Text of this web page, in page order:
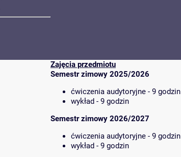
Zajęcia przedmiotu
Semestr zimowy 2025/2026
ćwiczenia audytoryjne - 9 godzin
wykład - 9 godzin
Semestr zimowy 2026/2027
ćwiczenia audytoryjne - 9 godzin
wykład - 9 godzin